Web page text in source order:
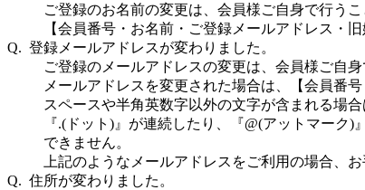
ご登録のお名前の変更は、会員様ご自身で行うこ
【会員番号・お名前・ご登録メールアドレス・
Q. 登録メールアドレスが変わりました。
ご登録のメールアドレスの変更は、会員様ご自身
メールアドレスを変更された場合は、【会員番
スペースや半角英数字以外の文字が含まれる場合
『.(ドット)』が連続したり、『@(アットマー
できません。
上記のようなメールアドレスをご利用の場合、
Q. 住所が変わりました。